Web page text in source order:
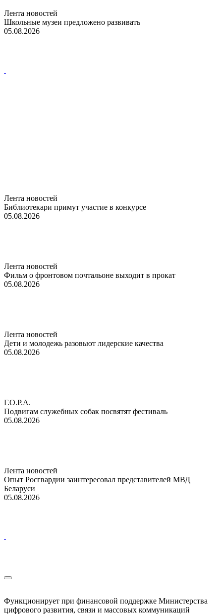
Лента новостей
Школьные музеи предложено развивать
05.08.2026
Лента новостей
Библиотекари примут участие в конкурсе
05.08.2026
Лента новостей
Фильм о фронтовом почтальоне выходит в прокат
05.08.2026
Лента новостей
Дети и молодежь разовьют лидерские качества
05.08.2026
Г.О.Р.А.
Подвигам служебных собак посвятят фестиваль
05.08.2026
Лента новостей
Опыт Росгвардии заинтересовал представителей МВД
Беларуси
05.08.2026
Функционирует при финансовой поддержке Министерства
цифрового развития, связи и массовых коммуникаций